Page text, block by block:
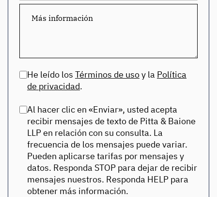
He leído los Términos de usoy la Política
de privacidad.
Al hacer clic en «Enviar», usted acepta
recibir mensajes de texto de Pitta & Baione
LLP en relación con su consulta. La
frecuencia de los mensajes puede variar.
Pueden aplicarse tarifas por mensajes y
datos. Responda STOP para dejar de recibir
mensajes nuestros. Responda HELP para
obtener más información.